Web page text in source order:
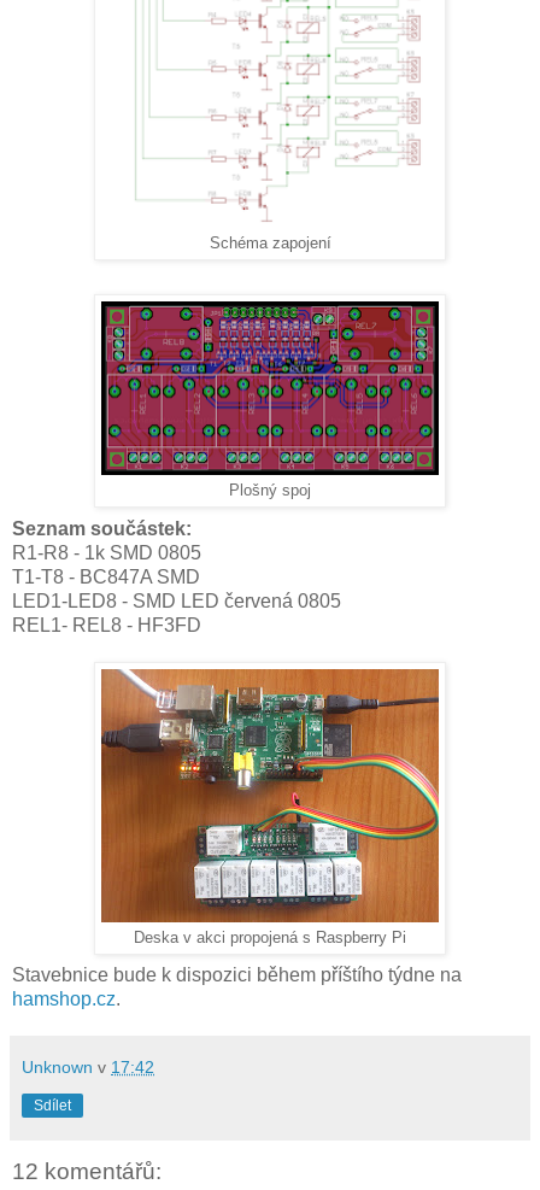
Schéma zapojení
Plošný spoj
Seznam součástek:
R1-R8 - 1k SMD 0805
T1-T8 - BC847A SMD
LED1-LED8 - SMD LED červená 0805
REL1- REL8 - HF3FD
Deska v akci propojená s Raspberry Pi
Stavebnice bude k dispozici během příštího týdne na
hamshop.cz.
Unknown v 17:42
Sdílet
12 komentářů: